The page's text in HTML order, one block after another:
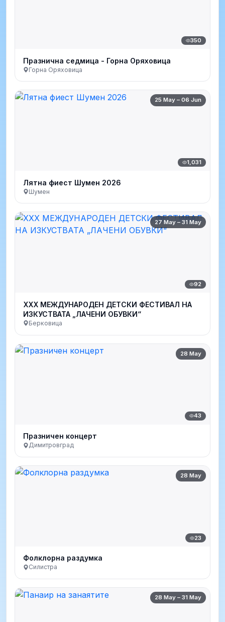
350
Празнична седмица - Горна Оряховица
Горна Оряховица
25 May – 06 Jun
1,031
Лятна фиест Шумен 2026
Шумен
27 May – 31 May
92
XXX МЕЖДУНАРОДЕН ДЕТСКИ ФЕСТИВАЛ НА
ИЗКУСТВАТА „ЛАЧЕНИ ОБУВКИ“
Берковица
28 May
43
Празничен концерт
Димитровград
28 May
23
Фолклорна раздумка
Силистра
28 May – 31 May